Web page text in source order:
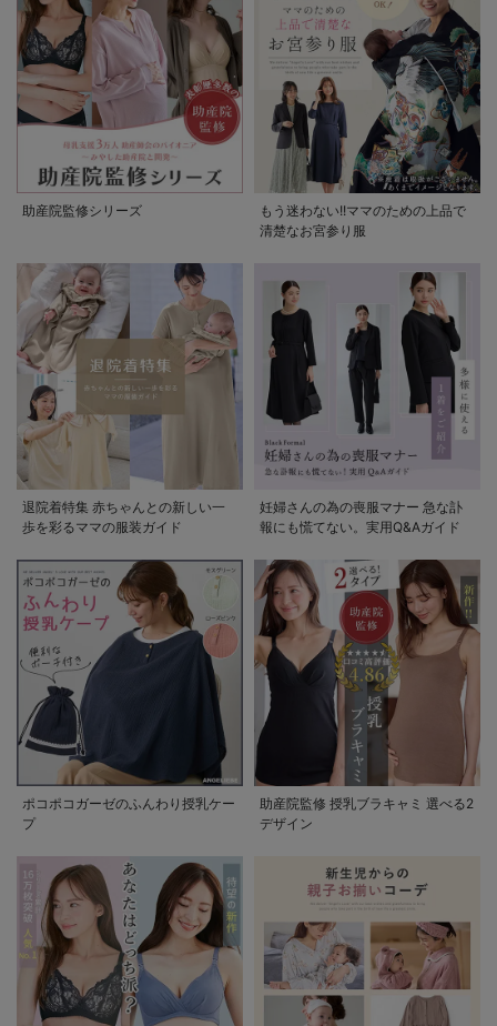
助産院監修シリーズ
もう迷わない!!ママのための上品で
清楚なお宮参り服
退院着特集 赤ちゃんとの新しい一
歩を彩るママの服装ガイド
妊婦さんの為の喪服マナー 急な訃
報にも慌てない。実用Q&Aガイド
ポコポコガーゼのふんわり授乳ケー
プ
助産院監修 授乳ブラキャミ 選べる2
デザイン